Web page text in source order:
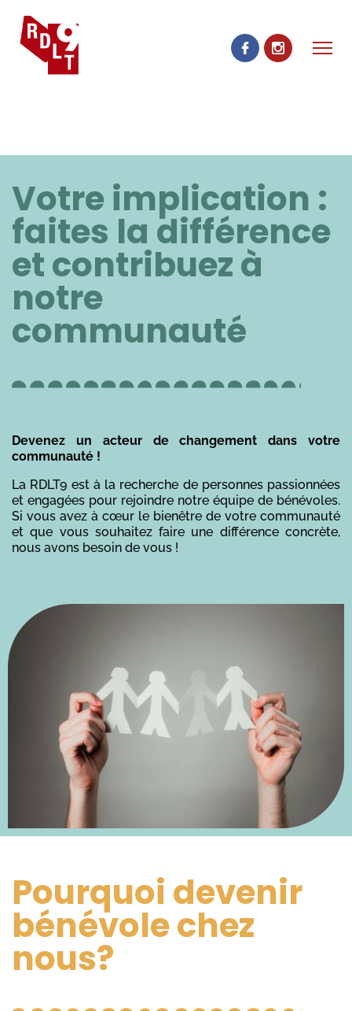
Votre implication :
faites la différence
et contribuez à
notre
communauté
Devenez un acteur de changement dans votre
communauté !
La RDLT9 est à la recherche de personnes passionnées
et engagées pour rejoindre notre équipe de bénévoles.
Si vous avez à cœur le bienêtre de votre communauté
et que vous souhaitez faire une différence concrète,
nous avons besoin de vous !
Pourquoi devenir
bénévole chez
nous?